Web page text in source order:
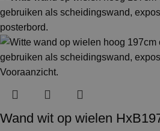
Wand wit op wielen